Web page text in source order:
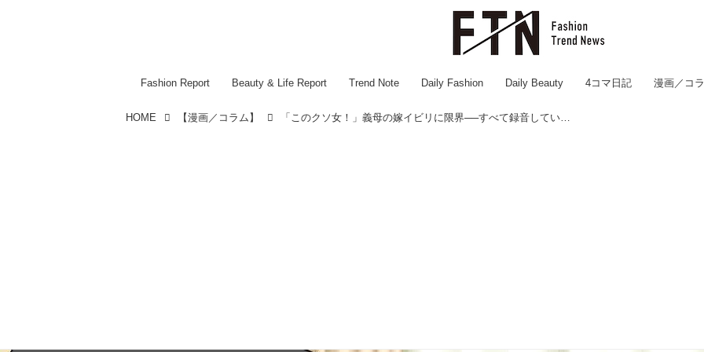
Fashion Report Beauty & Life Report Trend Note Daily Fashion Daily Beauty 4コマ日記 漫画／コ
HOME 【漫画／コラム】